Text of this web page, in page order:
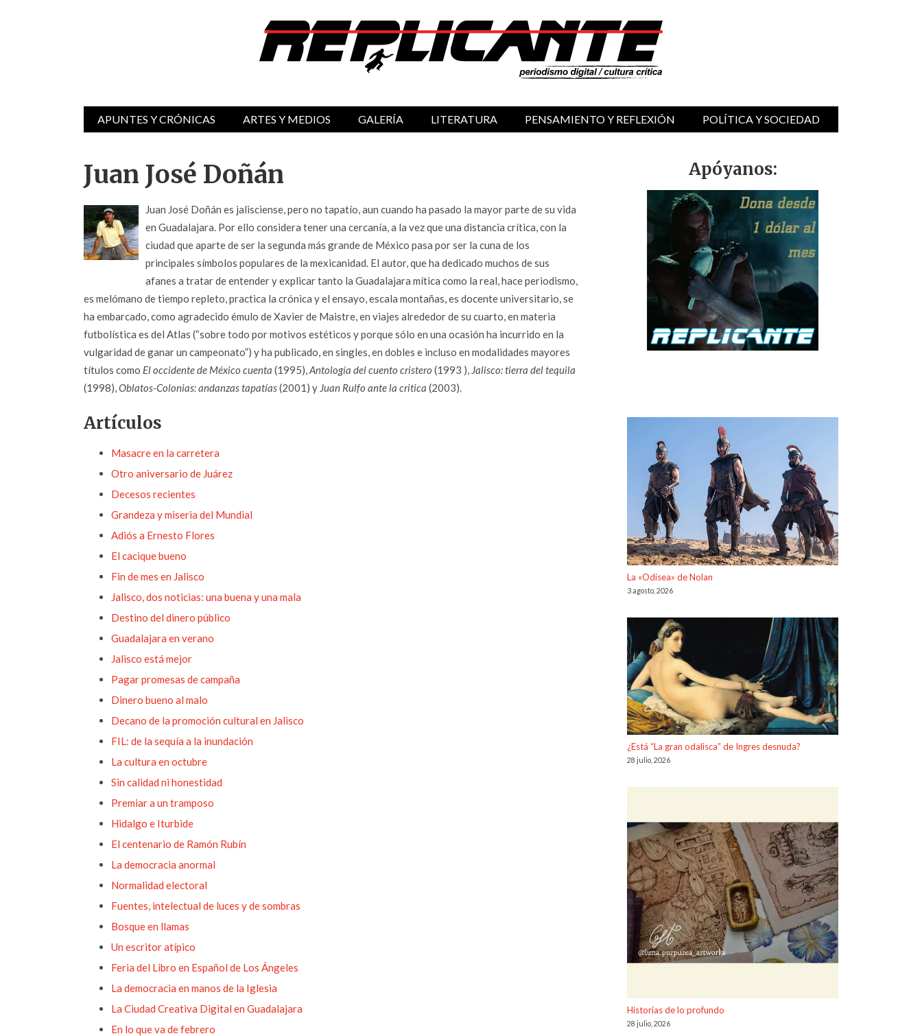
APUNTES Y CRÓNICAS ARTES Y MEDIOS GALERÍA LITERATURA PENSAMIENTO Y REFLEXIÓN POLÍTICA Y SOCIEDAD
Juan José Doñán
Juan José Doñán es jalisciense, pero no tapatío, aun cuando ha pasado la mayor parte de su vida
en Guadalajara. Por ello considera tener una cercanía, a la vez que una distancia crítica, con la
ciudad que aparte de ser la segunda más grande de México pasa por ser la cuna de los
principales símbolos populares de la mexicanidad. El autor, que ha dedicado muchos de sus
afanes a tratar de entender y explicar tanto la Guadalajara mítica como la real, hace periodismo,
es melómano de tiempo repleto, practica la crónica y el ensayo, escala montañas, es docente universitario, se
ha embarcado, como agradecido émulo de Xavier de Maistre, en viajes alrededor de su cuarto, en materia
futbolística es del Atlas (“sobre todo por motivos estéticos y porque sólo en una ocasión ha incurrido en la
vulgaridad de ganar un campeonato”) y ha publicado, en singles, en dobles e incluso en modalidades mayores
títulos como El occidente de México cuenta (1995),Antología del cuento cristero (1993 ), Jalisco: tierra del tequila
(1998),Oblatos-Colonias: andanzas tapatías(2001) y Juan Rulfo ante la critica (2003).
Artículos
Masacre en la carretera
Otro aniversario de Juárez
Decesos recientes
Grandeza y miseria del Mundial
Adiós a Ernesto Flores
El cacique bueno
Fin de mes en Jalisco
Jalisco, dos noticias: una buena y una mala
Destino del dinero público
Guadalajara en verano
Jalisco está mejor
Pagar promesas de campaña
Dinero bueno al malo
Decano de la promoción cultural en Jalisco
FIL: de la sequía a la inundación
La cultura en octubre
Sin calidad ni honestidad
Premiar a un tramposo
Hidalgo e Iturbide
El centenario de Ramón Rubín
La democracia anormal
Normalidad electoral
Fuentes, intelectual de luces y de sombras
Bosque en llamas
Un escritor atípico
Feria del Libro en Español de Los Ángeles
La democracia en manos de la Iglesia
La Ciudad Creativa Digital en Guadalajara
En lo que va de febrero
Apóyanos:
La «Odisea» de Nolan
3 agosto, 2026
¿Está “La gran odalisca” de Ingres desnuda?
28 julio, 2026
Historias de lo profundo
28 julio, 2026